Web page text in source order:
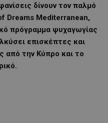
δίνουν τον παλμό
Dreams Mediterranean,
πρόγραμμα ψυχαγωγίας
επισκέπτες και
από την Κύπρο και το